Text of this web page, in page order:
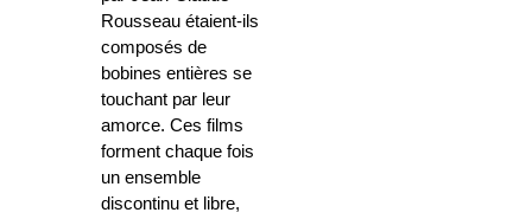
Rousseau étaient-ils
composés de
bobines entières se
touchant par leur
amorce. Ces films
forment chaque fois
un ensemble
discontinu et libre,